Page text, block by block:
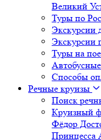
Великий
Туры по
Экскурсии
Экскурсии
Туры на
Способы
Речные круизы
Поиск
Круизный
Фёдор
Принцесса